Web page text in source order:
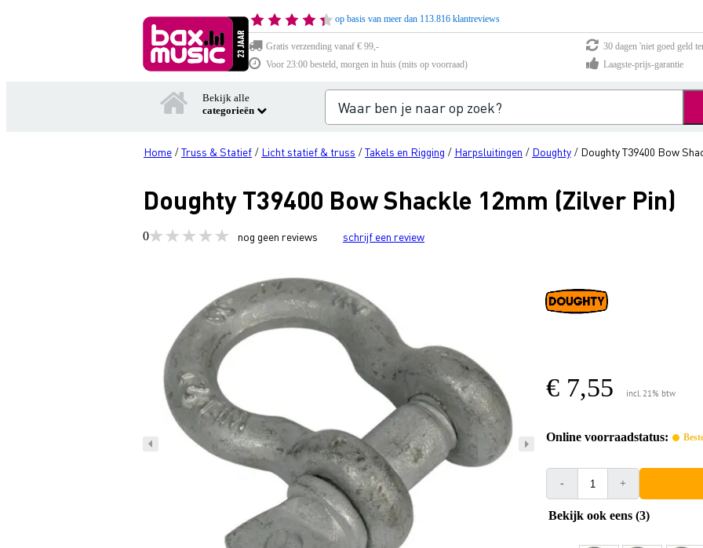
op basis van meer dan 113.816 klantreviews
Gratis verzending vanaf € 99,-
30 dagen 'niet goed geld
Voor 23:00 besteld, morgen in huis (mits op voorraad)
Laagste-prijs-garantie
Bekijk alle
categorieën
Home /Truss & Statief / Licht statief & truss /Takels en Rigging / Harpsluitingen / Doughty / Doughty T39400 Bow
Doughty T39400 Bow Shackle 12mm (Zilver Pin)
0 nog geen reviews schrijf een review
€ 7,55 incl. 21% btw
Online voorraadstatus:
- +
Bekijk ook eens (3)